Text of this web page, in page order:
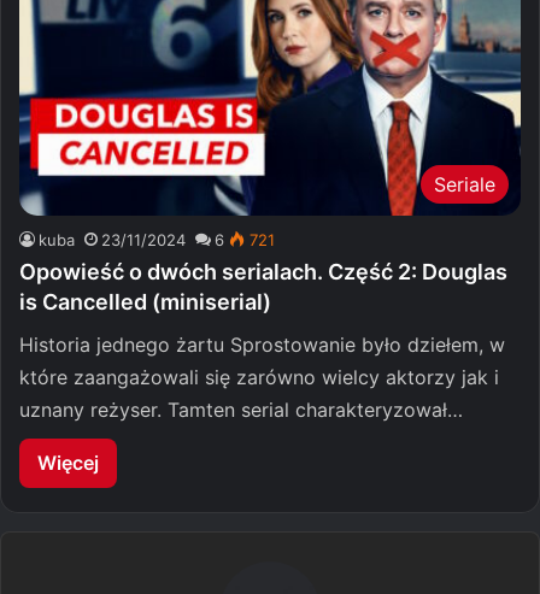
Seriale
kuba 23/11/2024 6 721
Opowieść o dwóch serialach. Część 2: Douglas
is Cancelled (miniserial)
Historia jednego żartu Sprostowanie było dziełem, w
które zaangażowali się zarówno wielcy aktorzy jak i
uznany reżyser. Tamten serial charakteryzował…
Więcej